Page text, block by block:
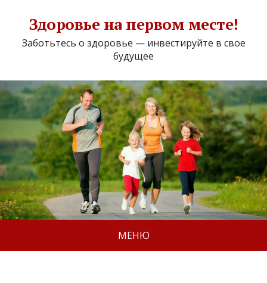
Здоровье на первом месте!
Заботьтесь о здоровье — инвестируйте в свое
будущее
МЕНЮ